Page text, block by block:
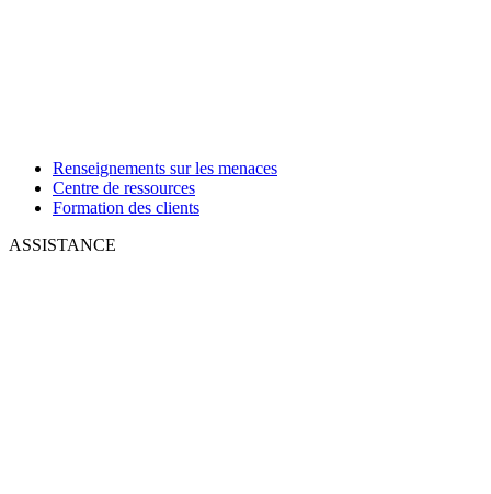
Renseignements sur les menaces
Centre de ressources
Formation des clients
ASSISTANCE